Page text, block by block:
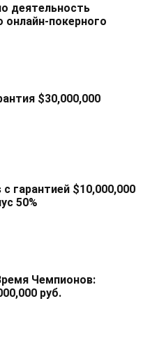
деятельность
онлайн-покерного
$30,000,000
с гарантией $10,000,000
50%
Чемпионов:
руб.